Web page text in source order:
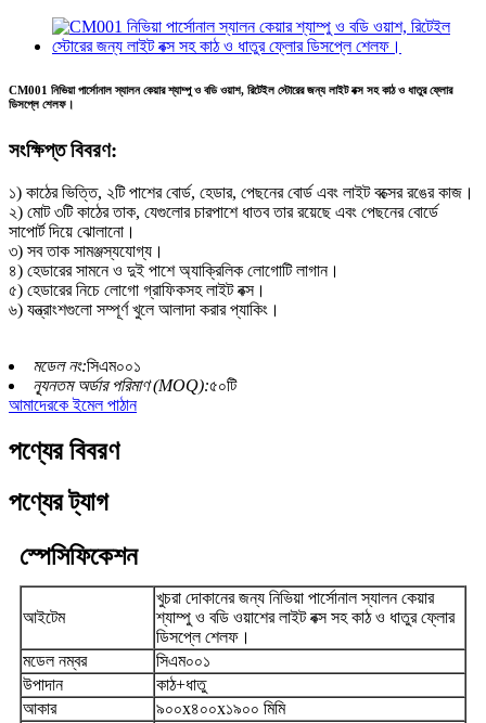
CM001 নিভিয়া পার্সোনাল স্যালন কেয়ার শ্যাম্পু ও বডি ওয়াশ, রিটেইল স্টোরের জন্য লাইট বক্স সহ কাঠ ও ধাতুর ফ্লোর
ডিসপ্লে শেলফ।
সংক্ষিপ্ত বিবরণ:
১) কাঠের ভিত্তি, ২টি পাশের বোর্ড, হেডার, পেছনের বোর্ড এবং লাইট বক্সের রঙের কাজ।
২) মোট ৩টি কাঠের তাক, যেগুলোর চারপাশে ধাতব তার রয়েছে এবং পেছনের বোর্ডে
সাপোর্ট দিয়ে ঝোলানো।
৩) সব তাক সামঞ্জস্যযোগ্য।
৪) হেডারের সামনে ও দুই পাশে অ্যাক্রিলিক লোগোটি লাগান।
৫) হেডারের নিচে লোগো গ্রাফিকসহ লাইট বক্স।
৬) যন্ত্রাংশগুলো সম্পূর্ণ খুলে আলাদা করার প্যাকিং।
মডেল নং:সিএম০০১
ন্যূনতম অর্ডার পরিমাণ (MOQ):৫০টি
আমাদেরকে ইমেল পাঠান
পণ্যের বিবরণ
পণ্যের ট্যাগ
স্পেসিফিকেশন
আইটেম
খুচরা দোকানের জন্য নিভিয়া পার্সোনাল স্যালন কেয়ার
শ্যাম্পু ও বডি ওয়াশের লাইট বক্স সহ কাঠ ও ধাতুর ফ্লোর
ডিসপ্লে শেলফ।
মডেল নম্বর
সিএম০০১
উপাদান
কাঠ+ধাতু
আকার
৯০০x৪০০x১৯০০ মিমি